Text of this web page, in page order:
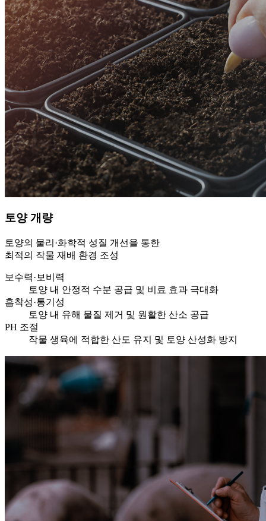
토양 개량
토양의 물리·화학적 성질 개선을 통한
최적의 작물 재배 환경 조성
보수력·보비력
토양 내 안정적 수분 공급 및 비료 효과 극대화
흡착성·통기성
토양 내 유해 물질 제거 및 원활한 산소 공급
PH 조절
작물 생육에 적합한 산도 유지 및 토양 산성화 방지